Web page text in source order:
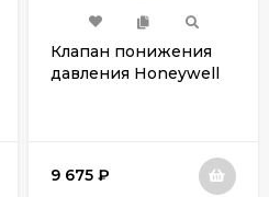
Клапан понижения
давления Honeywell
9 675 ₽